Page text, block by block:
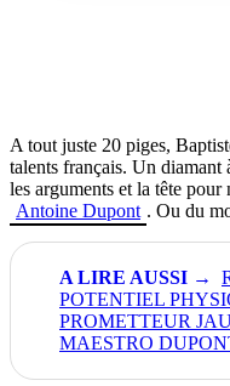
A tout juste 20 piges,
talents français. Un diamant
les arguments et la tête pour
Antoine Dupont . Ou du
POTENTIEL
PROMETTEUR
MAESTRO